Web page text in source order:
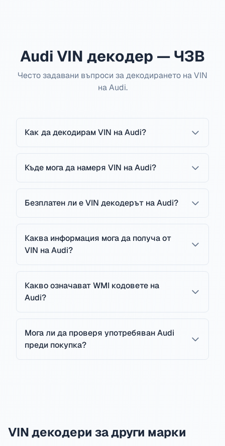
Audi VIN декодер — ЧЗВ
Често задавани въпроси за декодирането на VIN
на Audi.
Как да декодирам VIN на Audi?
Къде мога да намеря VIN на Audi?
Безплатен ли е VIN декодерът на Audi?
Каква информация мога да получа от
VIN на Audi?
Какво означават WMI кодовете на
Audi?
Мога ли да проверя употребяван Audi
преди покупка?
VIN декодери за други марки